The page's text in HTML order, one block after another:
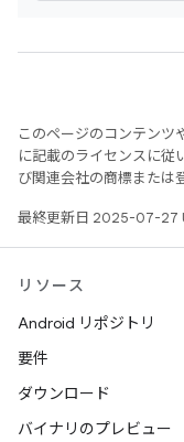
このページのコンテンツ
に記載のライセンスに従
び関連会社の商標または
最終更新日 2025-07-27
リソース
Android リポジトリ
要件
ダウンロード
バイナリのプレビュー